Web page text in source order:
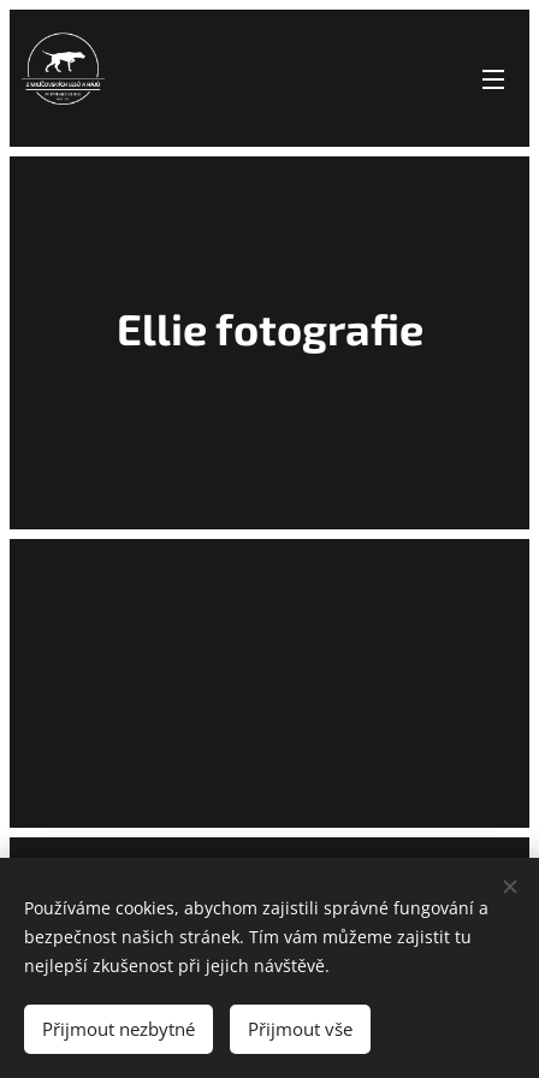
Ellie fotografie
Petra Trundová
+ 420 773 637 812
info@vymar-ohar.cz
Vytvořeno službouWebnode
Používáme cookies, abychom zajistili správné fungování a
bezpečnost našich stránek. Tím vám můžeme zajistit tu
nejlepší zkušenost při jejich návštěvě.
Přijmout nezbytné Přijmout vše